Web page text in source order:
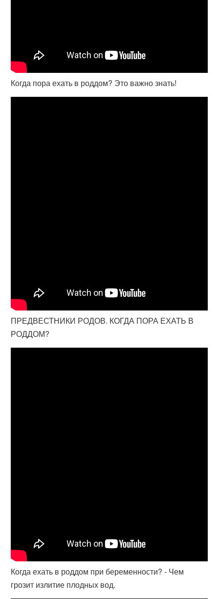
Когда пора ехать в роддом? Это важно знать!
ПРЕДВЕСТНИКИ РОДОВ. КОГДА ПОРА ЕХАТЬ В
РОДДОМ?
Когда ехать в роддом при беременности? - Чем
грозит излитие плодных вод.